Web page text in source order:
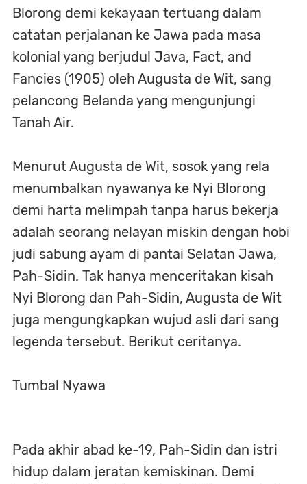
Blorong demi kekayaan tertuang dalam
catatan perjalanan ke Jawa pada masa
kolonial yang berjudul Java, Fact, and
Fancies (1905) oleh Augusta de Wit, sang
pelancong Belanda yang mengunjungi
Tanah Air.
Menurut Augusta de Wit, sosok yang rela
menumbalkan nyawanya ke Nyi Blorong
demi harta melimpah tanpa harus bekerja
adalah seorang nelayan miskin dengan hobi
judi sabung ayam di pantai Selatan Jawa,
Pah-Sidin. Tak hanya menceritakan kisah
Nyi Blorong dan Pah-Sidin, Augusta de Wit
juga mengungkapkan wujud asli dari sang
legenda tersebut. Berikut ceritanya.
Tumbal Nyawa
Pada akhir abad ke-19, Pah-Sidin dan istri
hidup dalam jeratan kemiskinan. Demi